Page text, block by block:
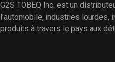
G2S TOBEQ Inc. est un
l’automobile, industries
produits à travers le pays aux